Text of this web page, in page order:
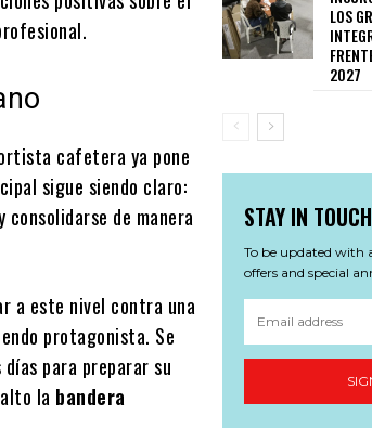
cafetera ya pone
sigue siendo claro:
de manera
a este nivel contra una
protagonista. Se
para preparar su
la bandera
LOS
2027
STAY IN TOUCH
To be updated with
offers and special